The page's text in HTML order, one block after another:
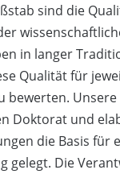
sind die
in langer
Qualität für
bewerten.
Doktorat und
die Basis für
gelegt. Die